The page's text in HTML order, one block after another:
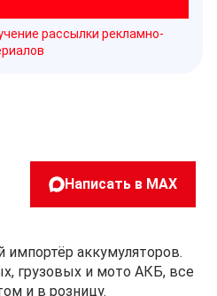
рассылки рекламно-
импортёр аккумуляторов.
грузовых и мото АКБ, все
и в розницу.
Написать в MAX